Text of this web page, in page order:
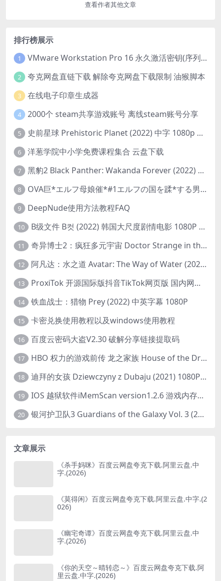
查看作者其他文章
排行榜展示
1 VMware Workstation Pro 16 永久激活密钥(序列号)
2 夸克网盘直链下载 解除夸克网盘下载限制 油猴脚本
3 在线电子印章生成器
4 2000个 steam共享游戏账号 离线steam账号分享
5 史前星球 Prehistoric Planet (2022) 中字 1080p 高清 阿里云盘 2022.5.27已更新全集
6 洋葱学院中小学免费课程集合 云盘下载
7 黑豹2 Black Panther: Wakanda Forever (2022) 高清版
8 OVA巨*エルフ母娘催*#1エルフの国を蹂*する男。汚された女王と姫
9 DeepNude使用方法教程FAQ
10 B级文件 B컷 (2022) 韩国大尺度剧情电影 1080P 中字
11 奇异博士2：疯狂多元宇宙 Doctor Strange in the Multiverse of Madness (2022) 高清版1080p
12 阿凡达：水之道 Avatar: The Way of Water (2022) 1080p 2k 4k 中文字幕
13 ProxiTok 开源国际版抖音TikTok网页版 国内网络直连
14 铁血战士：猎物 Prey (2022) 中英字幕 1080P
15 卡密兑换使用教程以及windows使用教程
16 百度云密码大盗V2.30 破解分享链接提取码
17 HBO 权力的游戏前传 龙之家族 House of the Dragon (2022) 中字 1080P 更新4集
18 迪拜的女孩 Dziewczyny z Dubaju (2021) 1080P 中字
19 IOS 越狱软件iMemScan version1.2.6 游戏内存修改器
20 银河护卫队3 Guardians of the Galaxy Vol. 3 (2023)4K高清资源1080p只分享精品
文章展示
《杀手妈咪》百度云网盘夸克下载.阿里云盘.中
字.(2026)
《莫得闲》百度云网盘夸克下载.阿里云盘.中字.(2
026)
《幽宅奇谭》百度云网盘夸克下载.阿里云盘.中
字.(2026)
《你的天空～晴转恋～》百度云网盘夸克下载.阿
里云盘.中字.(2026)